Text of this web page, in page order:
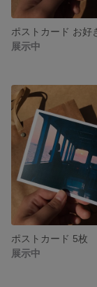
展示中
ポストカード 5枚
展示中